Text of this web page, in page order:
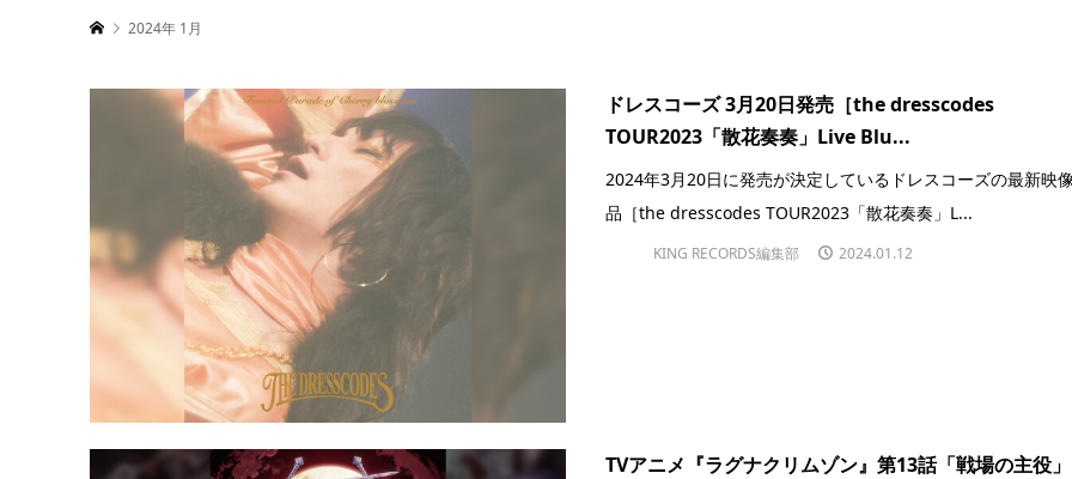
2024年 1月
ドレスコーズ 3月20日発売［the dresscodes
TOUR2023「散花奏奏」Live Blu...
2024年3月20日に発売が決定しているドレスコーズの最新映
品［the dresscodes TOUR2023「散花奏奏」L...
KING RECORDS編集部 2024.01.12
TVアニメ『ラグナクリムゾン』第13話「戦場の主役